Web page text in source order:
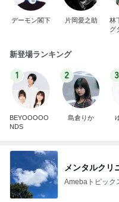
デーモン閣下 片岡愛之助
林
グ
新登場ランキング
1
BEYOOOOO
NDS
2
島倉りか
3
メンタルクリ
Amebaトピック